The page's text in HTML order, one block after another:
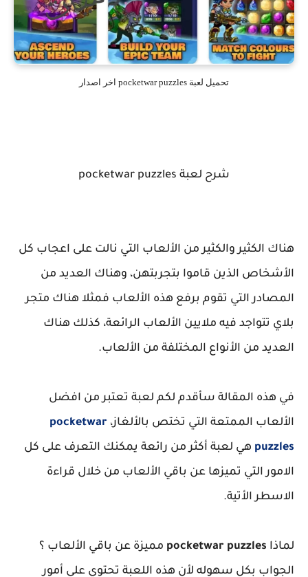
تحميل لعبة pocketwar puzzles اخر اصدار
شرح لعبة pocketwar puzzles
هناك الكثير والكثير من الألعاب التي نالت على اعجاب كل
الأشخاص الذين قاموا بتجربتهن، وهناك العديد من
المصادر التي تقوم برفع هذه الألعاب فمثلا هناك متجر
بلاي تتواجد فيه ملايين الألعاب الرائعة، كذلك هناك
العديد من الأنواع المختلفة من الألعاب.
في هذه المقالة سأقدم لكم لعبة تعتبر من افضل
الألعاب الممتعة التي تختص بالألغاز، pocketwar
puzzles هي لعبة أكثر من رائعة يمكنك التعرف على كل
الامور التي تميزها عن باقي الألعاب من خلال قراءة
الاسطر الأتية.
لماذا pocketwar puzzles مميزة عن باقي الألعاب ؟
الجواب بكل سهوله لأن هذه اللعبة تحتوي على أمور